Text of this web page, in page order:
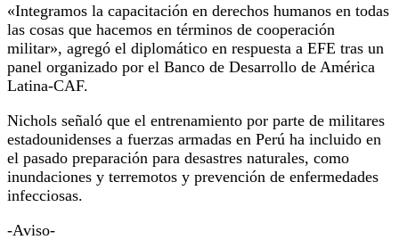
«Integramos la capacitación en derechos humanos en todas
las cosas que hacemos en términos de cooperación
militar», agregó el diplomático en respuesta a EFE tras un
panel organizado por el Banco de Desarrollo de América
Latina-CAF.
Nichols señaló que el entrenamiento por parte de militares
estadounidenses a fuerzas armadas en Perú ha incluido en
el pasado preparación para desastres naturales, como
inundaciones y terremotos y prevención de enfermedades
infecciosas.
-Aviso-